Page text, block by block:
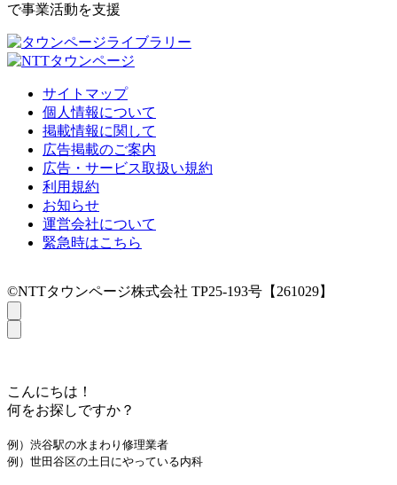
で事業活動を支援
サイトマップ
個人情報について
掲載情報に関して
広告掲載のご案内
広告・サービス取扱い規約
利用規約
お知らせ
運営会社について
緊急時はこちら
©NTTタウンページ株式会社 TP25-193号【261029】
こんにちは！
何をお探しですか？
例）渋谷駅の水まわり修理業者
例）世田谷区の土日にやっている内科